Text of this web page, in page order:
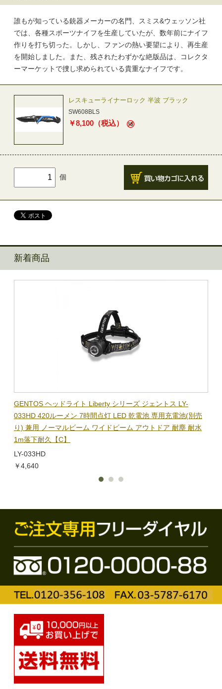
誰もが知っている銃器メーカーの名門、スミス&ウェッソン社
では、各種スポーツナイフを生産していたが、数年前にナイフ
作りを打ち切った。しかし、ファンの熱い要望により、再生産
を開始しました。また、残されたわずかな絶版品は、コレクタ
ーマーケットで捜し求められている貴重なナイフです。
レスキューライナーロック 半波 ブラック
SW608BLS
￥8,100 （税込）
個
新着商品
GENTOS ヘッドライト Liberty シリーズ ジェントス LY-
033HD 420ルーメン 7時間点灯 LED 乾電池 専用充電池(別売
り) 兼用 ノーマルビーム ワイドビーム アウトドア 耐塵 耐水
1m落下耐久【C】
LY-033HD
￥4,640